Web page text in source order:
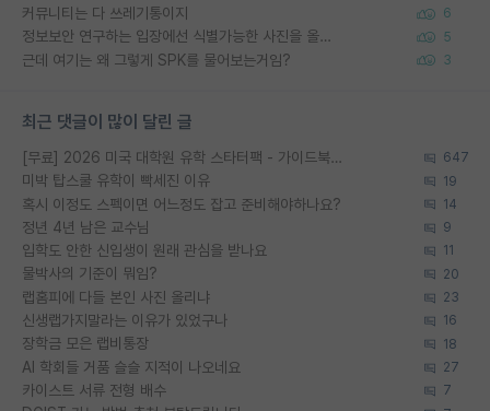
커뮤니티는 다 쓰레기통이지 6
정보보안 연구하는 입장에선 식별가능한 사진을 올리는건 비추이긴함 5
근데 여기는 왜 그렇게 SPK를 물어보는거임? 3
최근 댓글이 많이 달린 글
[무료] 2026 미국 대학원 유학 스타터팩 - 가이드북 & 합격자 컨택메일 템플릿 647
미박 탑스쿨 유학이 빡세진 이유 19
혹시 이정도 스펙이면 어느정도 잡고 준비해야하나요? 14
정년 4년 남은 교수님 9
입학도 안한 신입생이 원래 관심을 받나요 11
물박사의 기준이 뭐임? 20
랩홈피에 다들 본인 사진 올리냐 23
신생랩가지말라는 이유가 있었구나 16
장학금 모은 랩비통장 18
AI 학회들 거품 슬슬 지적이 나오네요 27
카이스트 서류 전형 배수 7